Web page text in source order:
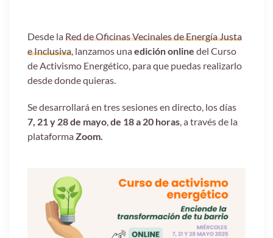
Desde laRed de Oficinas Vecinales de Energía Justa
e Inclusiva, lanzamos unaedición online del Curso
de Activismo Energético, para que puedas realizarlo
desde donde quieras.
Se desarrollará en tres sesiones en directo, los días
7, 21 y 28 de mayo,de 18 a 20 horas, a través de la
plataformaZoom.